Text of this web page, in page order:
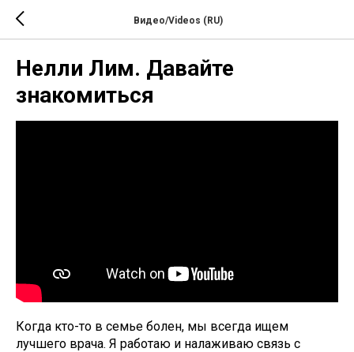
Видео/Videos (RU)
Нелли Лим. Давайте
знакомиться
Когда кто-то в семье болен, мы всегда ищем
лучшего врача. Я работаю и налаживаю связь с